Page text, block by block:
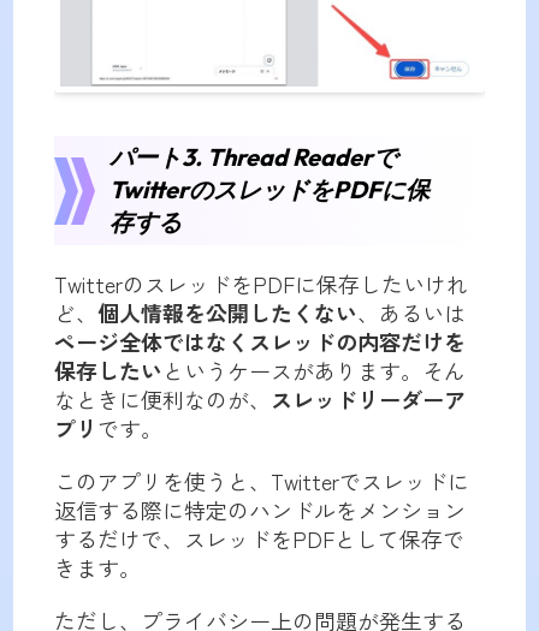
パート3. Thread Readerで
TwitterのスレッドをPDFに保
存する
TwitterのスレッドをPDFに保存したいけれ
ど、 個人情報を公開したくない、あるいは
ページ全体ではなくスレッドの内容だけを
保存したいというケースがあります。そん
なときに便利なのが、 スレッドリーダーア
プリ です。
このアプリを使うと、Twitterでスレッドに
返信する際に特定のハンドルをメンション
するだけで、スレッドをPDFとして保存で
きます。
ただし、プライバシー上の問題が発生する